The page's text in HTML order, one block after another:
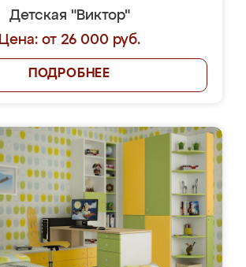
Детская "Виктор"
Цена: от 26 000 руб.
ПОДРОБНЕЕ